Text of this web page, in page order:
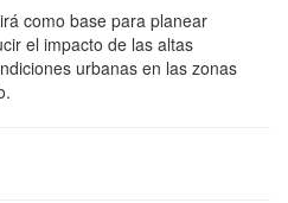
como base para planear
el impacto de las altas
urbanas en las zonas